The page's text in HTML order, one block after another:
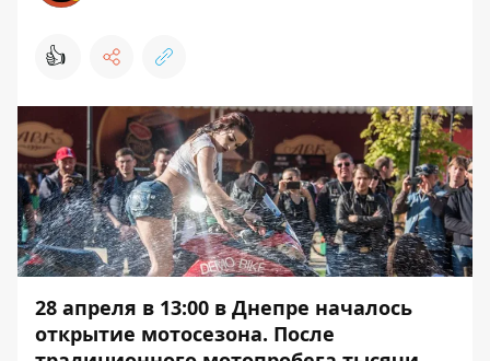
👍
28 апреля в 13:00 в Днепре началось
открытие мотосезона. После